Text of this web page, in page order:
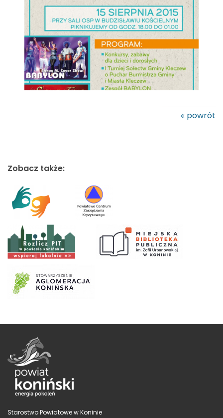
powrót
Zobacz także:
Starostwo Powiatowe w Koninie